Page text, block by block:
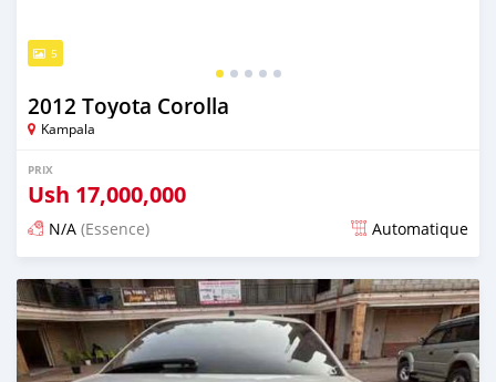
5
2012 Toyota Corolla
Kampala
PRIX
Ush 17,000,000
N/A (Essence) Automatique
Publié il y a 4 jours